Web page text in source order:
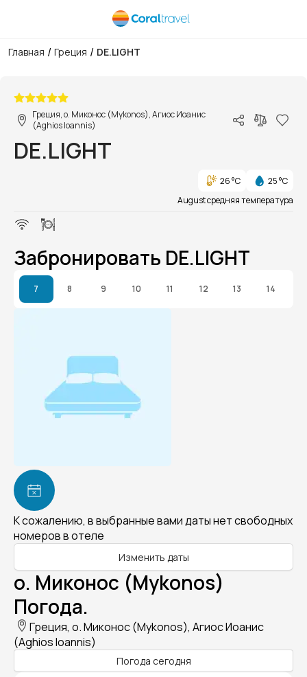
Главная / Греция / DE.LIGHT
Греция, о. Миконос (Mykonos), Агиос Иоанис
(Aghios Ioannis)
DE.LIGHT
26 °C
25 °C
August средняя температура
Забронировать DE.LIGHT
7 8 9 10 11 12 13 14
К сожалению, в выбранные вами даты нет свободных
номеров в отеле
Изменить даты
о. Миконос (Mykonos)
Погода.
Греция, о. Миконос (Mykonos), Агиос Иоанис
(Aghios Ioannis)
Погода сегодня